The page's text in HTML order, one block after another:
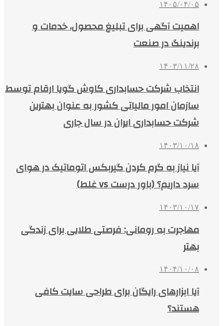
۱۴۰۵/۰۴/۰۵
اهمیت آگهی برای تبلیغ محصول، خدمات و
برندینگ در صنعت
۱۴۰۳/۱۱/۲۸
انتخاب شرکت حسابداری کاوش گویا ارقام توسط
سازمان امور مالیاتی کشور به عنوان بهترین
شرکت حسابداری ایران در سال جاری
۱۴۰۳/۱۰/۱۸
آیا نیاز به گرم کردن گیربکس اتوماتیک در هوای
سرد داریم؟ (باور درست vs غلط)
۱۴۰۳/۱۰/۱۷
مهاجرت به رومانی: فرصتی طلایی برای زندگی
بهتر
۱۴۰۴/۱۰/۰۸
آیا ابزارهای رایگان برای طراحی سایت کافی
هستند؟